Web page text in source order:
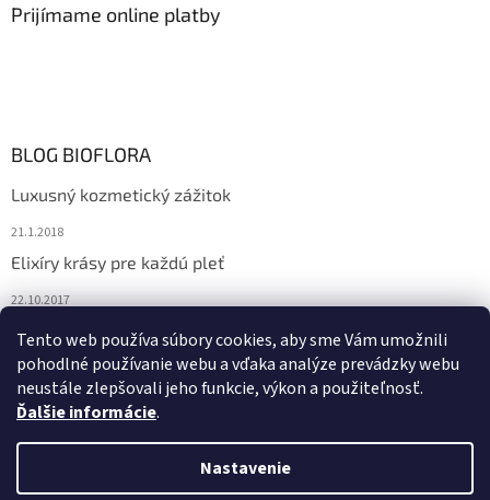
Tento web používa súbory cookies, aby sme Vám umožnili
pohodlné používanie webu a vďaka analýze prevádzky webu
neustále zlepšovali jeho funkcie, výkon a použiteľnosť.
Ďalšie informácie.
Nastavenie
Prijímame online platby
BLOG BIOFLORA
Luxusný kozmetický zážitok
21.1.2018
Elixíry krásy pre každú pleť
22.10.2017
Spoznajte prírodnú kozmetiku Sante
10.10.2017